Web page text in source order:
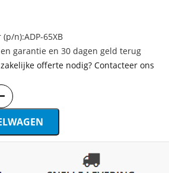
n):ADP-65XB
garantie en 30 dagen geld terug
offerte nodig? Contacteer ons